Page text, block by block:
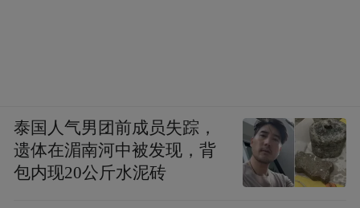
泰国人气男团前成员失踪，
遗体在湄南河中被发现，背
包内现20公斤水泥砖